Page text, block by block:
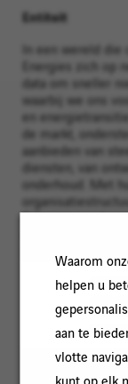
Waarom
helpen u
aan te
vlotte
kunt op elk
Entiteit
In een wereld die
Energies zich
data om sneller
waarbij we ons
en
de markt,
aanbieden van
diensten, van
onderhoud. Met
Energies een